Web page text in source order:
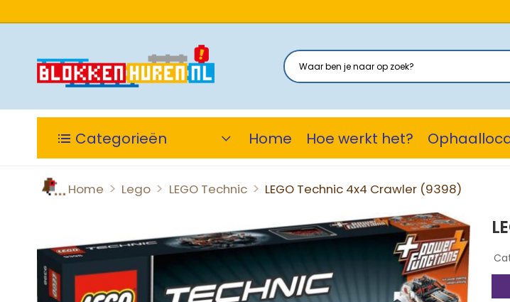
Categorieën Home Hoe werkt het?
Home > Lego > LEGO Technic > LEGO Technic 4x4 Crawler (9398)